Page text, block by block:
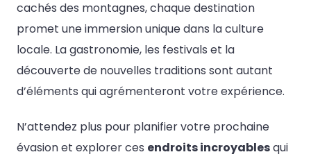
cachés des montagnes, chaque destination
promet une immersion unique dans la culture
locale. La gastronomie, les festivals et la
découverte de nouvelles traditions sont autant
d’éléments qui agrémenteront votre expérience.
N’attendez plus pour planifier votre prochaine
évasion et explorer ces endroits incroyablesqui